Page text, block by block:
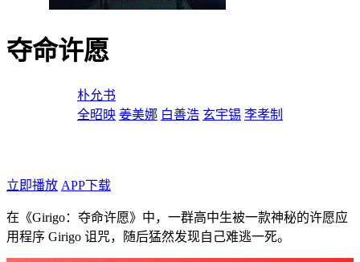
夺命许愿
朴允书
全昭映 姜美娜 白善浩 玄宇锡 李孝制
立即播放 APP下载
在《Girigo：夺命许愿》中，一群高中生被一款神秘的许愿应
用程序 Girigo 诅咒，随后猛然发现自己难逃一死。